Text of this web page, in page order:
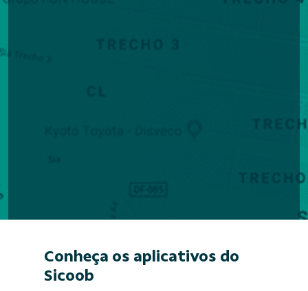
Conheça os aplicativos do
Sicoob